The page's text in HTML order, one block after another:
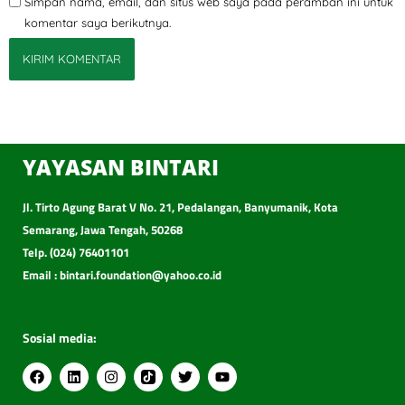
komentar saya berikutnya.
YAYASAN BINTARI
Jl. Tirto Agung Barat V No. 21, Pedalangan, Banyumanik, Kota
Semarang, Jawa Tengah, 50268
Telp. (024) 76401101
Email : bintari.foundation@yahoo.co.id
Sosial media: